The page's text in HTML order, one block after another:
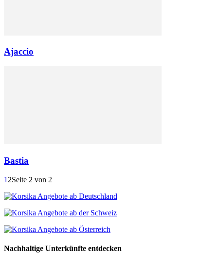
Ajaccio
Bastia
1 2Seite 2 von 2
Nachhaltige Unterkünfte entdecken